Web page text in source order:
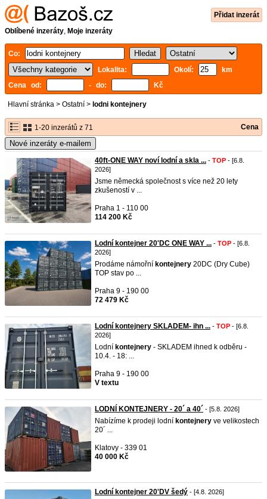
Přidat inzerát
Oblíbené inzeráty, Moje inzeráty
Co:
Lokalita:
Okolí:
km
Cena od:
- do: Kč
Hlavní stránka > Ostatní > lodni kontejnery
1-20 inzerátů z 71 Cena
Nové inzeráty e-mailem
40ft-ONE WAY noví lodní a skla ... - TOP - [6.8.
2026]
Jsme německá společnost s více než 20 lety
zkušeností v ...
Praha 1 - 110 00
114 200 Kč
Lodní kontejner 20'DC ONE WAY ... - TOP - [6.8.
2026]
Prodáme námořní kontejnery 20DC (Dry Cube)
TOP stav po ...
Praha 9 - 190 00
72 479 Kč
Lodní kontejnery SKLADEM- ihn ... - TOP - [6.8.
2026]
Lodní kontejnery - SKLADEM ihned k odběru -
10.4. - 18: ...
Praha 9 - 190 00
V textu
LODNÍ KONTEJNERY - 20´ a 40´ - [5.8. 2026]
Nabízíme k prodeji lodní kontejnery ve velikostech
20´ ...
Klatovy - 339 01
40 000 Kč
Lodní kontejner 20'DV šedý - [4.8. 2026]